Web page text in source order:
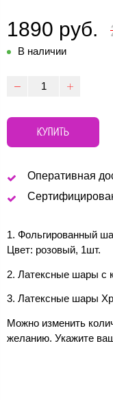
1890 руб.
В наличии
КУПИТЬ
Оперативная
1. Фольгированный
Цвет: розовый, 1шт.
2. Латексные шары с
3. Латексные шары
Можно изменить
желанию. Укажите